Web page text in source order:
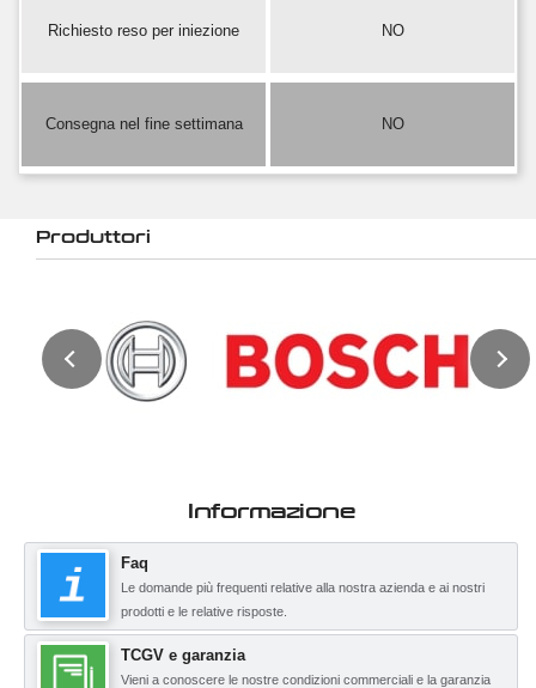
Richiesto reso per iniezione NO
Consegna nel fine settimana NO
Produttori
Informazione
Faq
Le domande più frequenti relative alla nostra azienda e ai nostri
prodotti e le relative risposte.
TCGV e garanzia
Vieni a conoscere le nostre condizioni commerciali e la garanzia